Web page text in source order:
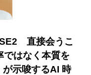
直接会うこ
はなく本質を
示唆するAI 時